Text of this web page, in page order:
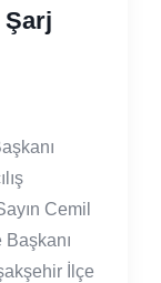
Şarj
Cemil
İlçe